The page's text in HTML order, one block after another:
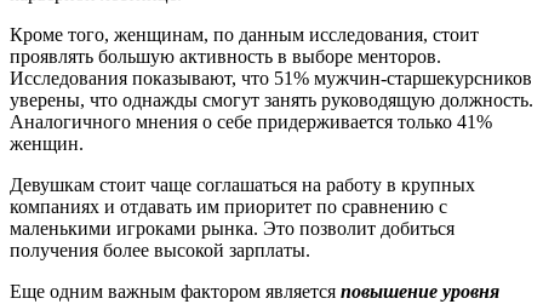
Кроме того, женщинам, по данным исследования, стоит
проявлять большую активность в выборе менторов.
Исследования показывают, что 51% мужчин-старшекурсников
уверены, что однажды смогут занять руководящую должность.
Аналогичного мнения о себе придерживается только 41%
женщин.
Девушкам стоит чаще соглашаться на работу в крупных
компаниях и отдавать им приоритет по сравнению с
маленькими игроками рынка. Это позволит добиться
получения более высокой зарплаты.
Еще одним важным фактором является повышение уровня